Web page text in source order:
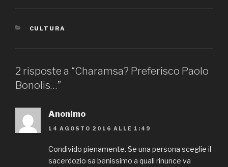
CATEGORIE
CULTURA
2 risposte a “Charamsa? Preferisco Paolo
Bonolis…”
Anonimo
14 AGOSTO 2016 ALLE 1:49
Condivido pienamente. Se una persona sceglie il
sacerdozio sa benissimo a quali rinunce va